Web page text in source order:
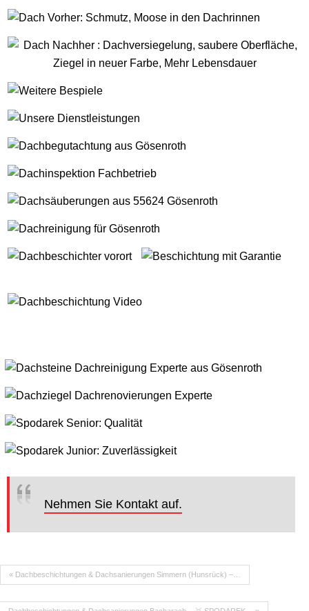
Nehmen Sie Kontakt auf.
« Dachbeschichtungen & Dachsanierungen Simmern (Hunsrück) –…